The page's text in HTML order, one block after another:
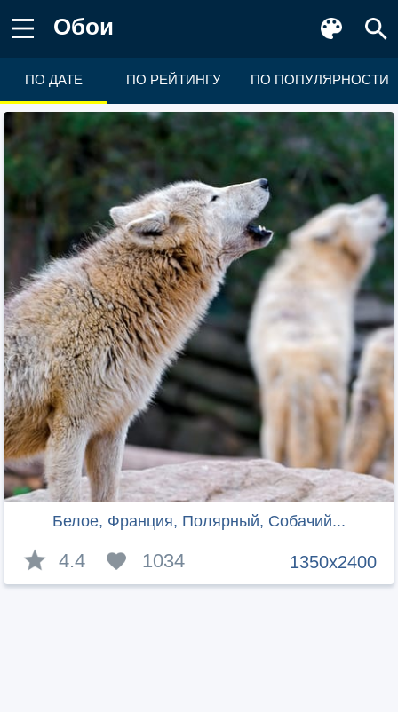
Обои
ПО ДАТЕ ПО РЕЙТИНГУ ПО ПОПУЛЯРНОСТИ
Белое, Франция, Полярный, Собачий...
1350x2400
4.4 1034